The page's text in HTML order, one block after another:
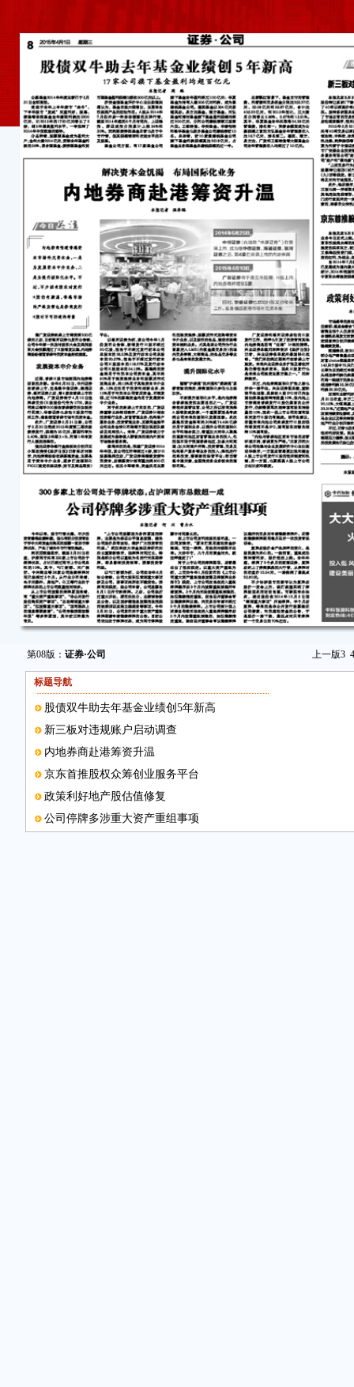
第08版： 证券·公司 上一版3 4
标题导航
股债双牛助去年基金业绩创5年新高
新三板对违规账户启动调查
内地券商赴港筹资升温
京东首推股权众筹创业服务平台
政策利好地产股估值修复
公司停牌多涉重大资产重组事项